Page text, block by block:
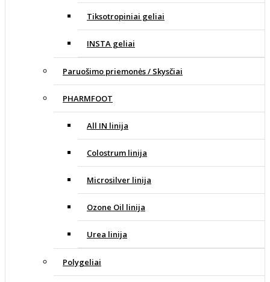
Tiksotropiniai geliai
INSTA geliai
Paruošimo priemonės / Skysčiai
PHARMFOOT
All IN linija
Colostrum linija
Microsilver linija
Ozone Oil linija
Urea linija
Polygeliai